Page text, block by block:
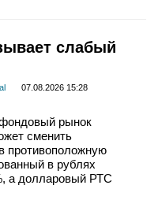
слабый
07.08.2026 15:28
фондовый рынок
сменить
противоположную
в рублях
а долларовый РТС